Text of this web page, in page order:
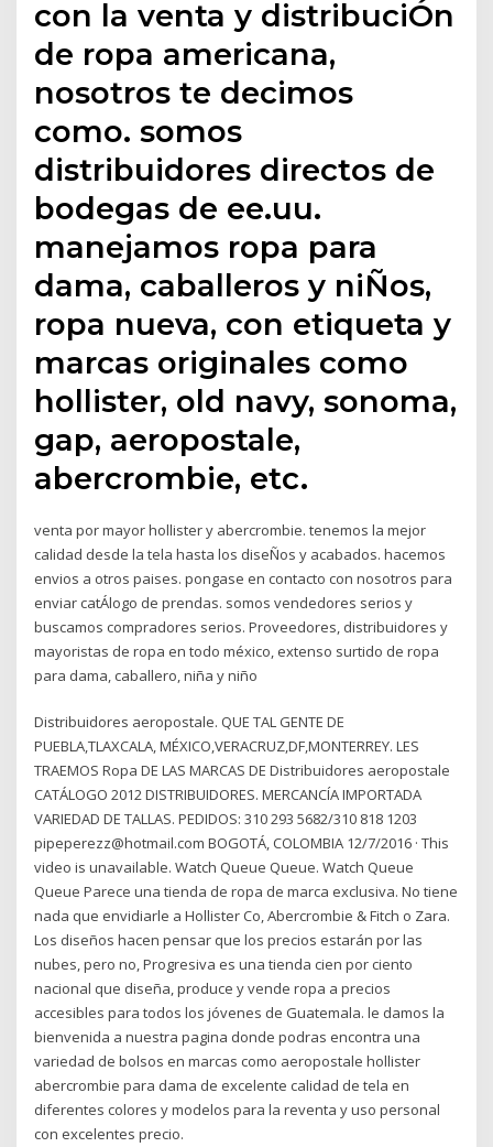
con la venta y distribuciÓn
de ropa americana,
nosotros te decimos
como. somos
distribuidores directos de
bodegas de ee.uu.
manejamos ropa para
dama, caballeros y niÑos,
ropa nueva, con etiqueta y
marcas originales como
hollister, old navy, sonoma,
gap, aeropostale,
abercrombie, etc.
venta por mayor hollister y abercrombie. tenemos la mejor
calidad desde la tela hasta los diseÑos y acabados. hacemos
envios a otros paises. pongase en contacto con nosotros para
enviar catÁlogo de prendas. somos vendedores serios y
buscamos compradores serios. Proveedores, distribuidores y
mayoristas de ropa en todo méxico, extenso surtido de ropa
para dama, caballero, niña y niño
Distribuidores aeropostale. QUE TAL GENTE DE
PUEBLA,TLAXCALA, MÉXICO,VERACRUZ,DF,MONTERREY. LES
TRAEMOS Ropa DE LAS MARCAS DE Distribuidores aeropostale
CATÁLOGO 2012 DISTRIBUIDORES. MERCANCÍA IMPORTADA
VARIEDAD DE TALLAS. PEDIDOS: 310 293 5682/310 818 1203
pipeperezz@hotmail.com BOGOTÁ, COLOMBIA 12/7/2016 · This
video is unavailable. Watch Queue Queue. Watch Queue
Queue Parece una tienda de ropa de marca exclusiva. No tiene
nada que envidiarle a Hollister Co, Abercrombie & Fitch o Zara.
Los diseños hacen pensar que los precios estarán por las
nubes, pero no, Progresiva es una tienda cien por ciento
nacional que diseña, produce y vende ropa a precios
accesibles para todos los jóvenes de Guatemala. le damos la
bienvenida a nuestra pagina donde podras encontra una
variedad de bolsos en marcas como aeropostale hollister
abercrombie para dama de excelente calidad de tela en
diferentes colores y modelos para la reventa y uso personal
con excelentes precio.